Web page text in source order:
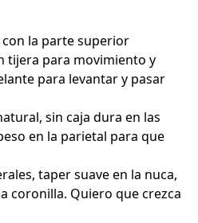
la parte superior
tijera para movimiento y
para levantar y pasar
sin caja dura en las
en la parietal para que
taper suave en la nuca,
coronilla. Quiero que crezca